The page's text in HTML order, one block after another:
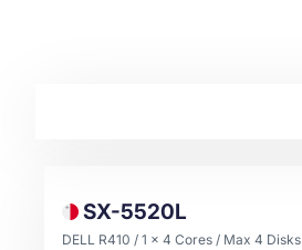
SX-5520L
DELL R410 / 1 x 4 Cores / Max 4 Disks